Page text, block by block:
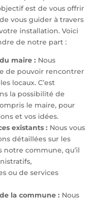
est de vous offrir
vous guider à travers
installation. Voici
de notre part :
maire : Nous
de pouvoir rencontrer
locaux. C’est
la possibilité de
le maire, pour
et vos idées.
existants : Nous vous
détaillées sur les
notre commune, qu’il
ou de services
la commune : Nous